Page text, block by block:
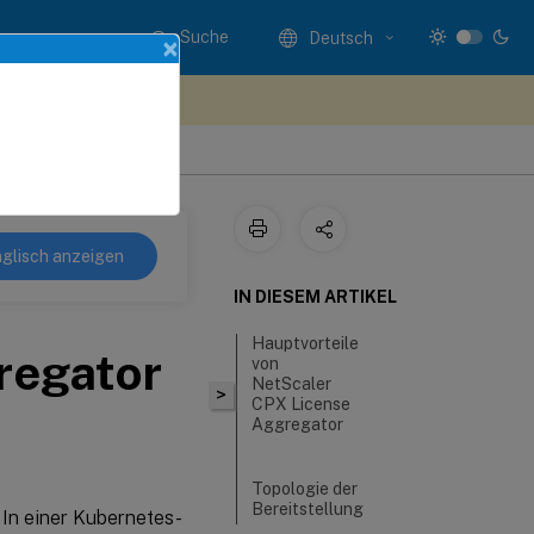
Suche Deutsch
anzeigen
einer Kubernetes-
>
IN DIESEM ARTIKEL
Hauptvorteile
von
NetScaler
CPX License
Aggregator
Topologie der
Bereitstellung
×